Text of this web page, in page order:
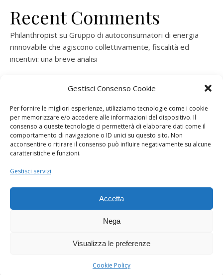
Gestisci Consenso Cookie
Per fornire le migliori esperienze, utilizziamo tecnologie come i cookie
per memorizzare e/o accedere alle informazioni del dispositivo. Il
consenso a queste tecnologie ci permetterà di elaborare dati come il
comportamento di navigazione o ID unici su questo sito. Non
acconsentire o ritirare il consenso può influire negativamente su alcune
caratteristiche e funzioni.
Gestisci servizi
Accetta
Nega
Visualizza le preferenze
Cookie Policy
Recent Comments
Philanthropist su Gruppo di autoconsumatori di energia
rinnovabile che agiscono collettivamente, fiscalità ed
incentivi: una breve analisi
rinnovabile che agiscono collettivamente, fiscalità ed
ramatogelsuGruppo di autoconsumatori di energia
rinnovabile che agiscono collettivamente, fiscalità ed
incentivi: una breve analisi
consorzio per la produzione di energia elettrica
Dogana Sostenibile 2026 ©
Ashe Tema di
WP Royal